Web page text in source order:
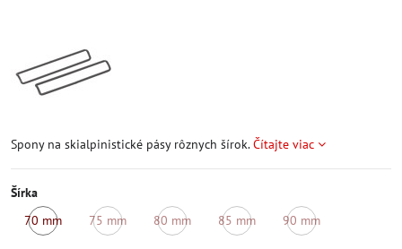
Spony na skialpinistické pásy rôznych šírok.Čítajte viac
Šírka
70 mm
75 mm
80 mm
85 mm
90 mm